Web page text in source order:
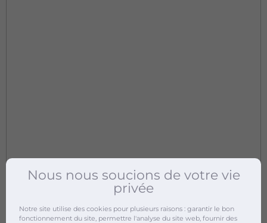
Nous nous soucions de votre vie
privée
Notre site utilise des cookies pour plusieurs raisons : garantir le bon
fonctionnement du site, permettre l'analyse du site web, fournir des